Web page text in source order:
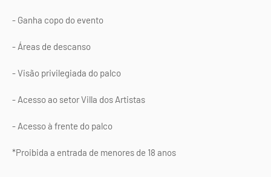
- Ganha copo do evento
- Áreas de descanso
- Visão privilegiada do palco
- Acesso ao setor Villa dos Artistas
- Acesso à frente do palco
*Proibida a entrada de menores de 18 anos